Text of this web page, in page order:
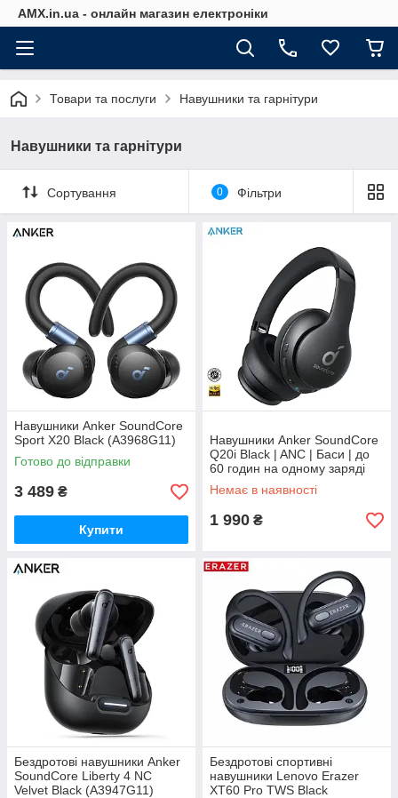
AMX.in.ua - онлайн магазин електроніки
Товари та послуги Навушники та гарнітури
Навушники та гарнітури
Сортування 0 Фільтри
Навушники Anker SoundCore
Sport X20 Black (A3968G11)
Готово до відправки
3 489 ₴
Купити
Навушники Anker SoundCore
Q20i Black | ANC | Баси | до
60 годин на одному заряді
Немає в наявності
1 990 ₴
Бездротові навушники Anker
SoundСore Liberty 4 NC
Velvet Black (A3947G11)
Бездротові спортивні
навушники Lenovo Erazer
XT60 Pro TWS Black